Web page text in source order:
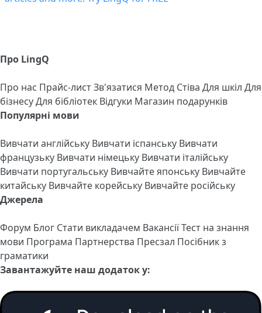
Про LingQ
Про нас Прайс-листЗв'язатися Метод Стіва Для шкіл Для
бізнесуДля бібліотек Відгуки Магазин подарунків
Популярні мови
Вивчати англійську Вивчати іспанську Вивчати
французьку Вивчати німецьку Вивчати італійську
Вивчати португальську Вивчайте японську Вивчайте
китайську Вивчайте корейську Вивчайте російську
Джерела
Форум Блог Стати викладачем ВакансіїТест на знання
мови Програма Партнерства Пресзал Посібник з
граматики
Завантажуйте наш додаток у: